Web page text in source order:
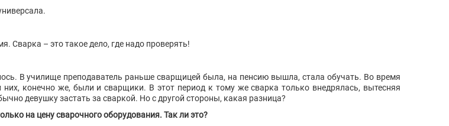
Сварка – это такое дело, где надо проверять!
В училище преподаватель раньше сварщицей была, на пенсию вышла, стала обучать. Во время
конечно же, были и сварщики. В этот период к тому же сварка только внедрялась, вытесняя
девушку застать за сваркой. Но с другой стороны, какая разница?
на цену сварочного оборудования. Так ли это?